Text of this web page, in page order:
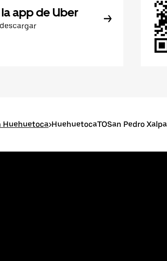
app de Uber
Huehuetoca>HuehuetocaTOSan Pedro Xalpa